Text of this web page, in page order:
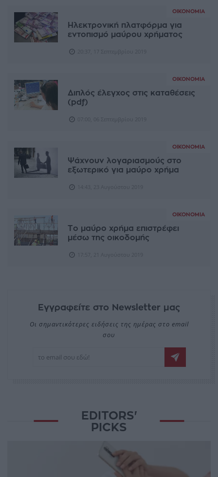
ΟΙΚΟΝΟΜΊΑ
Ηλεκτρονική πλατφόρμα για
εντοπισμό μαύρου χρήματος
ΟΙΚΟΝΟΜΊΑ
Διπλός έλεγχος στις καταθέσεις
(pdf)
ΟΙΚΟΝΟΜΊΑ
Ψάχνουν λογαριασμούς στο
εξωτερικό για μαύρο χρήμα
ΟΙΚΟΝΟΜΊΑ
Το μαύρο χρήμα επιστρέφει
μέσω της οικοδομής
Εγγραφείτε στο Newsletter μας
Οι σημαντικότερες ειδήσεις της ημέρας στο email
σου
EDITORS'
PICKS